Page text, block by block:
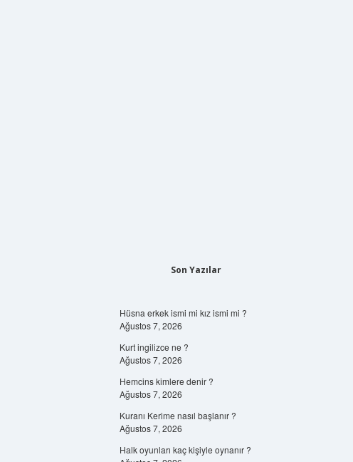
Son Yazılar
Hüsna erkek ismi mi kız ismi mi ?
Ağustos 7, 2026
Kurt ingilizce ne ?
Ağustos 7, 2026
Hemcins kimlere denir ?
Ağustos 7, 2026
Kuranı Kerime nasıl başlanır ?
Ağustos 7, 2026
Halk oyunları kaç kişiyle oynanır ?